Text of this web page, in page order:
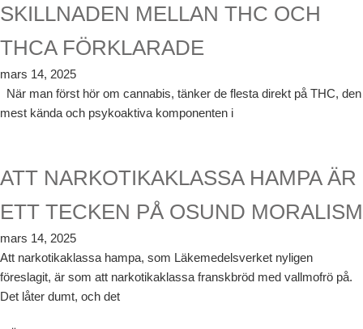
SKILLNADEN MELLAN THC OCH
THCA FÖRKLARADE
mars 14, 2025
När man först hör om cannabis, tänker de flesta direkt på THC, den
mest kända och psykoaktiva komponenten i
ATT NARKOTIKAKLASSA HAMPA ÄR
ETT TECKEN PÅ OSUND MORALISM
mars 14, 2025
Att narkotikaklassa hampa, som Läkemedelsverket nyligen
föreslagit, är som att narkotikaklassa franskbröd med vallmofrö på.
Det låter dumt, och det